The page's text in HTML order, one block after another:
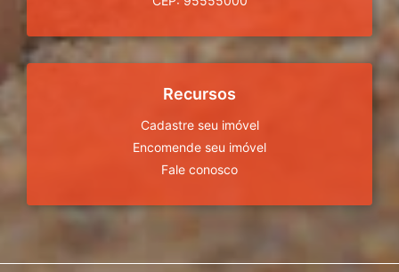
Recursos
Cadastre seu imóvel
Encomende seu imóvel
Fale conosco